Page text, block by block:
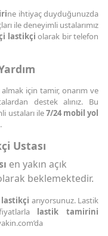
ne ihtiyaç duyduğunuzda
ile deneyimli ustalarımız
lastikçi olarak bir telefon
için tamir, onarım ve
destek alınız. Bu
ustaları ile7/24 mobil yol
Ustası
en yakın açık
beklemektedir.
arıyorsunuz. Lastik
lastik tamirini